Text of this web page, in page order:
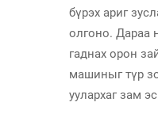
бүрэх ариг
олгоно. Дараа
гаднах орон
машиныг түр
уулархаг зам